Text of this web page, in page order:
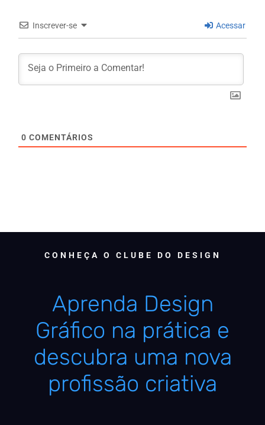
Inscrever-se Acessar
0 COMENTÁRIOS
CONHEÇA O CLUBE DO DESIGN
Aprenda Design
Gráfico na prática e
descubra uma nova
profissão criativa